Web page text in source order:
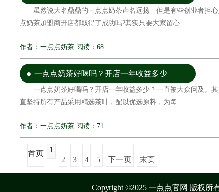
虽然说大名鼎鼎的一点点奶茶声名远扬，但是有些创业者担
点奶茶加盟商开店都取得了成功吗?其实只要大家留心...
作者：一点点奶茶 阅读：68
一点点奶茶好喝吗？开店一年收益多少
一点点奶茶好喝吗？开店一年收益多少？一直被大众问及。
直坚持所有产品采用精选茶叶，配以优选原料，为每...
作者：一点点奶茶 阅读：71
首页
1
2
3 4 5 下一页 末页
Copyright ©2025 一点点官网 版权所